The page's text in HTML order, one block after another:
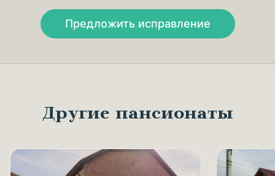
Предложить исправление
Другие пансионаты